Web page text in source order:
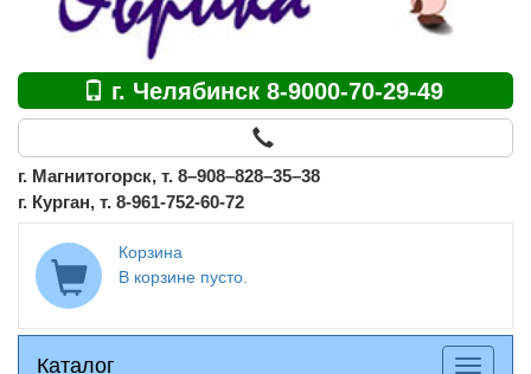
г. Челябинск 8-9000-70-29-49
г. Магнитогорск, т. 8–908–828–35–38
г. Курган, т. 8-961-752-60-72
Корзина
В корзине пусто.
Каталог
Каталог